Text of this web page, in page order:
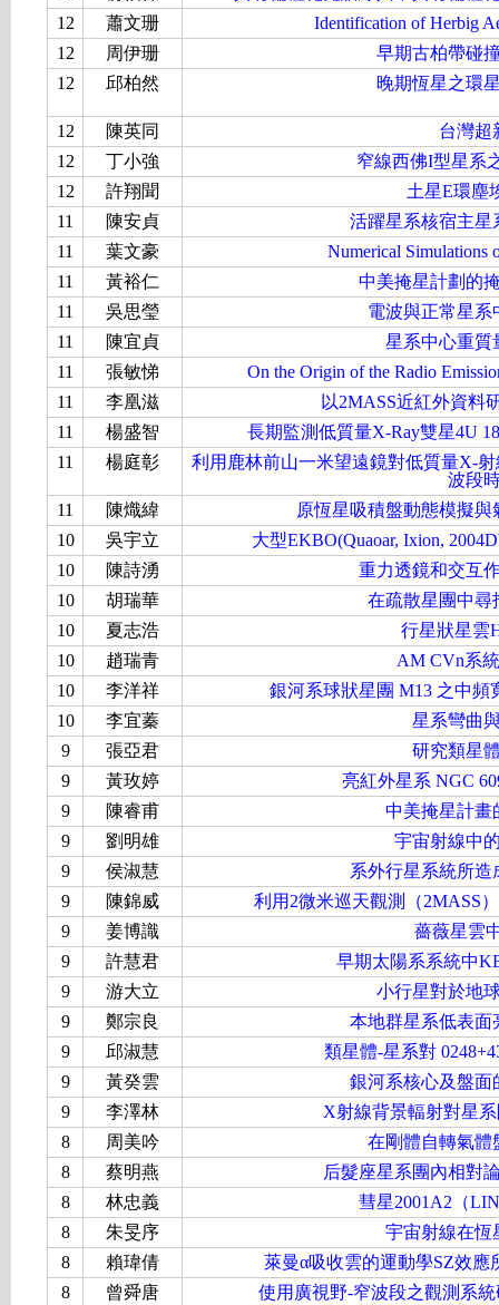
12
蕭文珊
Identification of Herbig
12
周伊珊
早期古柏帶碰
12
邱柏然 晚期恆星之環
12 陳英同
台灣超
12
丁小強
窄線西佛I型星系
12
許翔聞
土星E環塵
11
陳安貞
活躍星系核宿主星
11
葉文豪
Numerical Simulations
11
黃裕仁
中美掩星計劃的
11
吳思瑩
電波與正常星系
11
陳宜貞
星系中心重質
11
張敏悌
On the Origin of the Radio
11
李凰滋
以2MASS近紅外資料
11
楊盛智
長期監測低質量X-Ray雙星4U
11
楊庭彰
利用鹿林前山一米望遠鏡對低質量X-
波段
11
陳熾緯
原恆星吸積盤動態模擬
10
吳宇立
大型EKBO(Quaoar, Ixion,
10
陳詩湧
重力透鏡和交互
10
胡瑞華
在疏散星團中尋
10
夏志浩
行星狀星雲
10
趙瑞青
AM CVn系
10
李洋祥
銀河系球狀星團 M13 之中頻
10
李宜蓁
星系彎曲
9
張亞君
研究類星
9
黃玫婷
亮紅外星系 NGC
9
陳睿甫
中美掩星計畫
9
劉明雄
宇宙射線中
9
侯淑慧
系外行星系統所
9
陳錦威
利用2微米巡天觀測（2MASS
9
姜博識
薔薇星雲
9
許慧君
早期太陽系系統中
9
游大立
小行星對於地
9
鄭宗良
本地群星系低表面
9
邱淑慧
類星體-星系對
9
黃癸雲
銀河系核心及盤面
9
李澤林
X射線背景輻射對星
8
周美吟
在剛體自轉氣體
8
蔡明燕
后髮座星系團內相對
8
林忠義
彗星2001A2（
8
朱旻序
宇宙射線在恆
8
賴瑋倩
萊曼α吸收雲的運動學SZ效
8
曾舜唐 使用廣視野-窄波段之觀測系